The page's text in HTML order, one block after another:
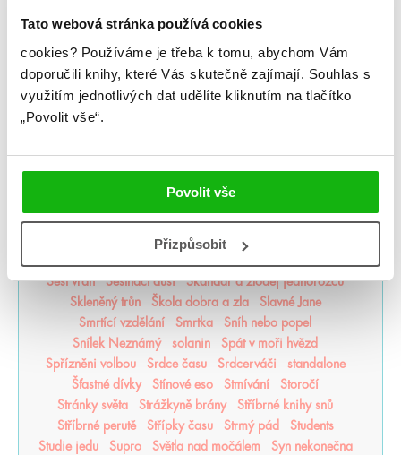
Tato webová stránka používá cookies
cookies? Používáme je třeba k tomu, abychom Vám
doporučili knihy, které Vás skutečně zajímají. Souhlas s
využitím jednotlivých dat udělíte kliknutím na tlačítko
„Povolit vše“.
Povolit vše
Přizpůsobit
Pozorovatelka
Prázdné sliby
Příběh magie
Příběhy z nového světa
Princezna popela
Princové hříchů
Přízraky noci
Projekt Alfa
Projekt Kronos
Ranhojička
Rebelové vln
Regentské romány o vílách
Roswell Johnson
Ruby Redfordová
Rudá královna
S ohněm v krvi
Scarlet Luck Scholomance
Šest vran
Šestnáct duší
Skandar a zloděj jednorožců
Skleněný trůn
Škola dobra a zla
Slavné Jane
Smrtící vzdělání
Smrtka
Sníh nebo popel
Snílek Neznámý
solanin
Spát v moři hvězd
Spřízněni volbou
Srdce času Srdcerváči
standalone
Šťastné dívky
Stínové eso Stmívání
Storočí
Stránky světa
Strážkyně brány
Stříbrné knihy snů
Stříbrné perutě
Střípky času Strmý pád
Students
Studie jedu
Supro Světla nad močálem
Syn nekonečna